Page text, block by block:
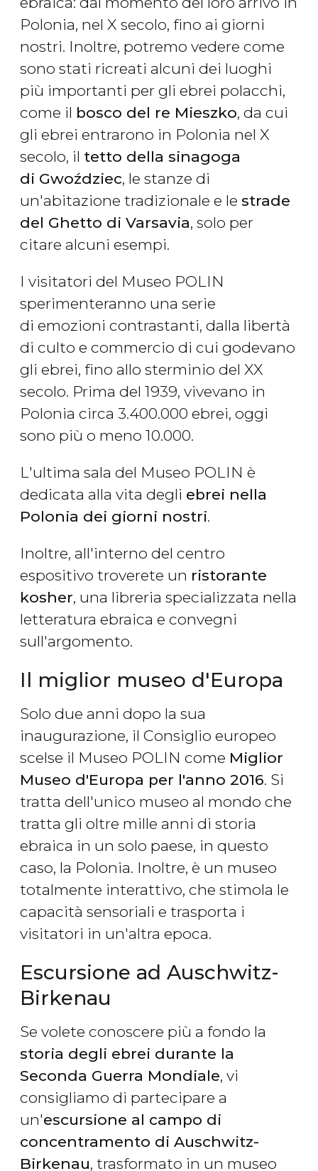
Polonia, nel X secolo, fino ai giorni
nostri. Inoltre, potremo vedere come
sono stati ricreati alcuni dei luoghi
più importanti per gli ebrei polacchi,
come il bosco del re Mieszko, da cui
gli ebrei entrarono in Polonia nel X
secolo, il tetto della sinagoga
di Gwoździec, le stanze di
un'abitazione tradizionale e le strade
del Ghetto di Varsavia, solo per
citare alcuni esempi.
I visitatori del Museo POLIN
sperimenteranno una serie
di emozioni contrastanti, dalla libertà
di culto e commercio di cui godevano
gli ebrei, fino allo sterminio del XX
secolo. Prima del 1939, vivevano in
Polonia circa 3.400.000 ebrei, oggi
sono più o meno 10.000.
L'ultima sala del Museo POLIN è
dedicata alla vita degli ebrei nella
Polonia dei giorni nostri.
Inoltre, all'interno del centro
espositivo troverete un ristorante
kosher, una libreria specializzata nella
letteratura ebraica e convegni
sull'argomento.
Il miglior museo d'Europa
Solo due anni dopo la sua
inaugurazione, il Consiglio europeo
scelse il Museo POLIN come Miglior
Museo d'Europa per l'anno 2016. Si
tratta dell'unico museo al mondo che
tratta gli oltre mille anni di storia
ebraica in un solo paese, in questo
caso, la Polonia. Inoltre, è un museo
totalmente interattivo, che stimola le
capacità sensoriali e trasporta i
visitatori in un'altra epoca.
Escursione ad Auschwitz-
Birkenau
Se volete conoscere più a fondo la
storia degli ebrei durante la
Seconda Guerra Mondiale, vi
consigliamo di partecipare a
un'escursione al campo di
concentramento di Auschwitz-
Birkenau, trasformato in un museo